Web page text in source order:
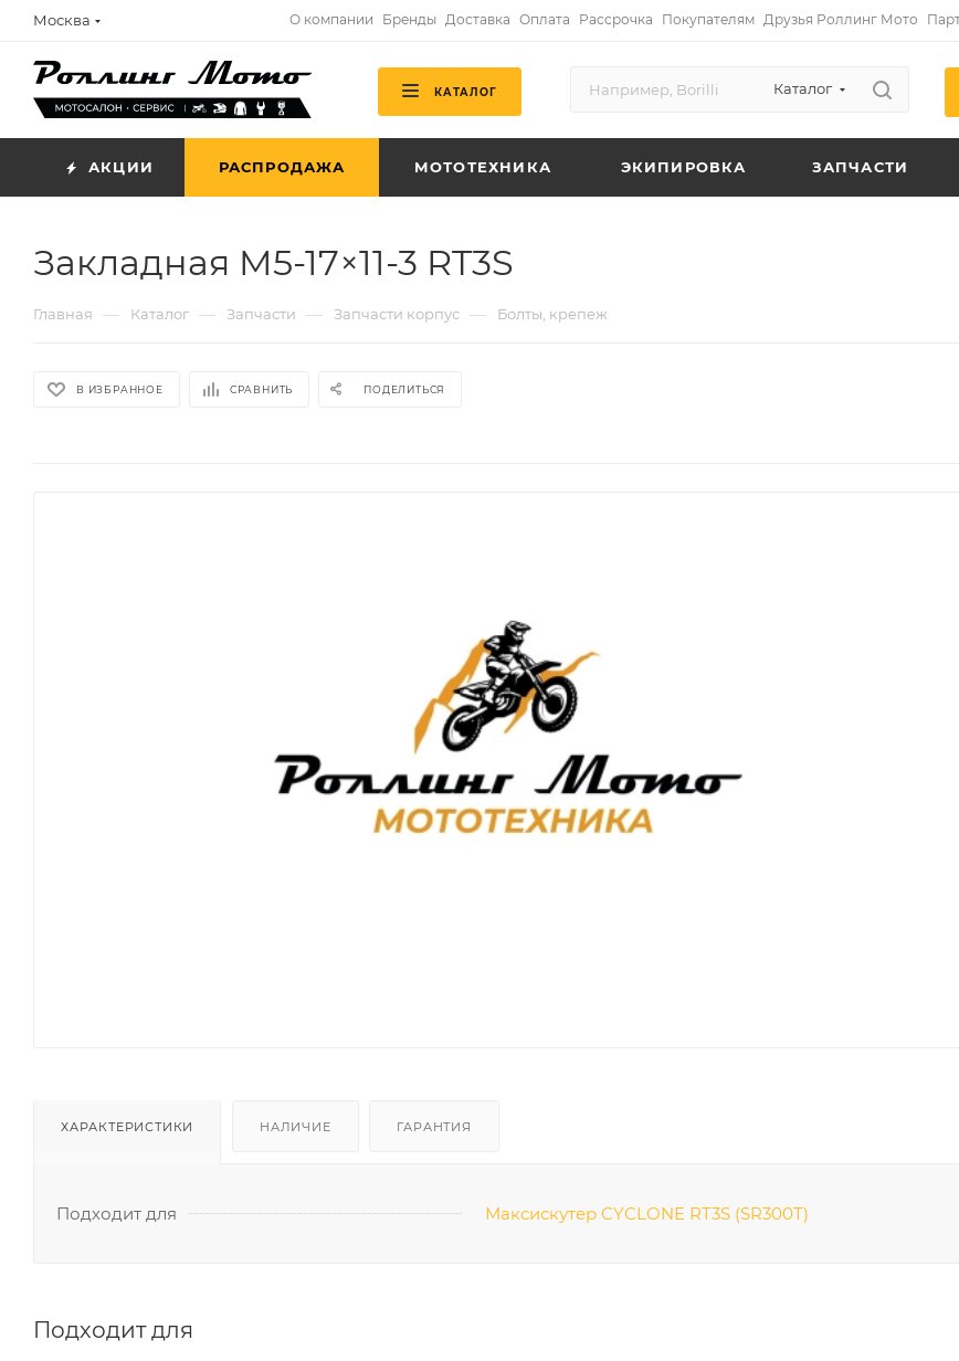
Москва О компании Бренды Доставка Оплата Рассрочка Покупателям Друзья Роллинг Мото
КАТАЛОГ Каталог
АКЦИИ РАСПРОДАЖА МОТОТЕХНИКА ЭКИПИРОВКА ЗАПЧАСТИ
Закладная M5-17×11-3 RT3S
Главная — Каталог — Запчасти — Запчасти корпус — Болты, крепеж
В ИЗБРАННОЕ СРАВНИТЬ ПОДЕЛИТЬСЯ
ХАРАКТЕРИСТИКИ НАЛИЧИЕ ГАРАНТИЯ
Подходит для Максискутер CYCLONE RT3S (SR300T)
Подходит для